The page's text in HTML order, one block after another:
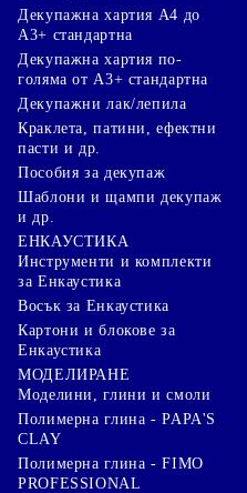
Декупажна хартия А4 до
А3+ стандартна
Декупажна хартия по-
голяма от А3+ стандартна
Декупажни лак/лепила
Краклета, патини, ефектни
пасти и др.
Пособия за декупаж
Шаблони и щампи декупаж
и др.
ЕНКАУСТИКА
Инструменти и комплекти
за Енкаустика
Восък за Енкаустика
Картони и блокове за
Енкаустика
МОДЕЛИРАНЕ
Моделини, глини и смоли
Полимерна глина - PAPA'S
CLAY
Полимерна глина - FIMO
PROFESSIONAL